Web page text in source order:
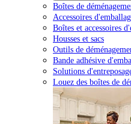
Boîtes de
Accessoires
Boîtes et accessoires
Housses et sacs
Outils de
Bande adhésive
Solutions
Louez des boîtes de